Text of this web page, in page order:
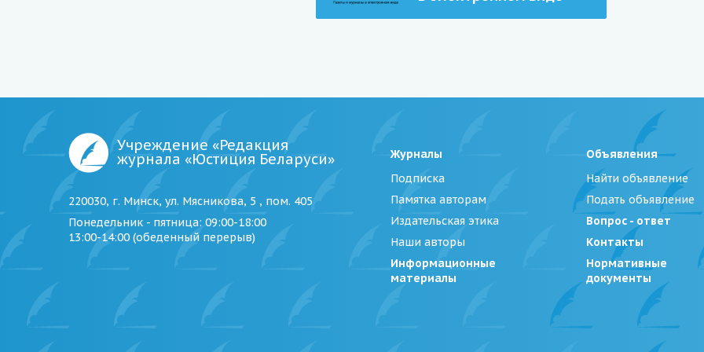
Учреждение «Редакция
журнала «Юстиция Беларуси»
220030, г. Минск, ул. Мясникова, 5 , пом. 405
Понедельник - пятница: 09:00-18:00
13:00-14:00 (обеденный перерыв)
Журналы
Подписка
Памятка авторам
Издательская этика
Наши авторы
Информационные
материалы
Объявления
Найти объявление
Подать объявление
Вопрос - ответ
Контакты
Нормативные
документы